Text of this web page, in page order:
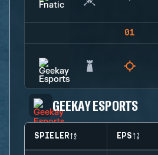
01
GEEKAY ESPORTS
SPIELER EPS